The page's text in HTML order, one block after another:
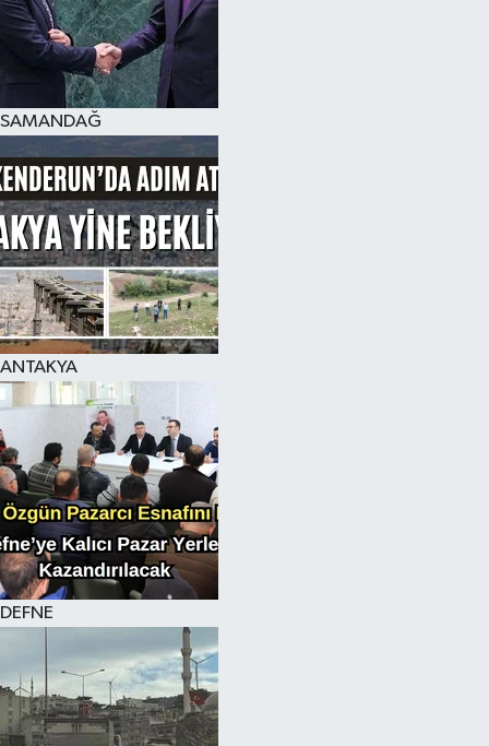
SAMANDAĞ
ANTAKYA
DEFNE